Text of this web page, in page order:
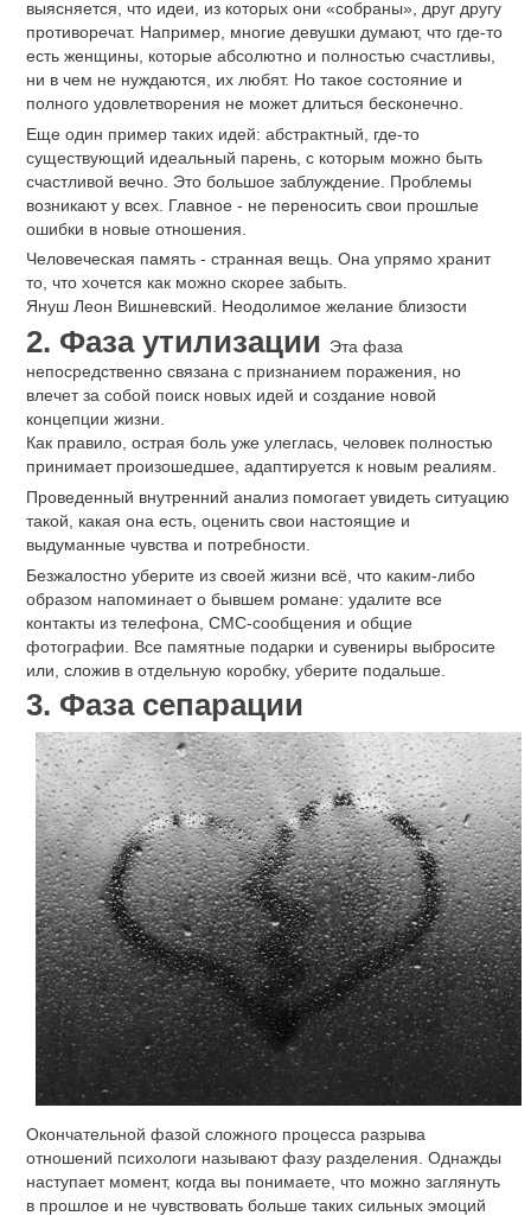
выясняется, что идеи, из которых они «собраны», друг другу
противоречат. Например, многие девушки думают, что где-то
есть женщины, которые абсолютно и полностью счастливы,
ни в чем не нуждаются, их любят. Но такое состояние и
полного удовлетворения не может длиться бесконечно.
Еще один пример таких идей: абстрактный, где-то
существующий идеальный парень, с которым можно быть
счастливой вечно. Это большое заблуждение. Проблемы
возникают у всех. Главное - не переносить свои прошлые
ошибки в новые отношения.
Человеческая память - странная вещь. Она упрямо хранит
то, что хочется как можно скорее забыть.
Януш Леон Вишневский. Неодолимое желание близости
2. Фаза утилизации Эта фаза
непосредственно связана с признанием поражения, но
влечет за собой поиск новых идей и создание новой
концепции жизни.
Как правило, острая боль уже улеглась, человек полностью
принимает произошедшее, адаптируется к новым реалиям.
Проведенный внутренний анализ помогает увидеть ситуацию
такой, какая она есть, оценить свои настоящие и
выдуманные чувства и потребности.
Безжалостно уберите из своей жизни всё, что каким-либо
образом напоминает о бывшем романе: удалите все
контакты из телефона, СМС-сообщения и общие
фотографии. Все памятные подарки и сувениры выбросите
или, сложив в отдельную коробку, уберите подальше.
3. Фаза сепарации
Окончательной фазой сложного процесса разрыва
отношений психологи называют фазу разделения. Однажды
наступает момент, когда вы понимаете, что можно заглянуть
в прошлое и не чувствовать больше таких сильных эмоций